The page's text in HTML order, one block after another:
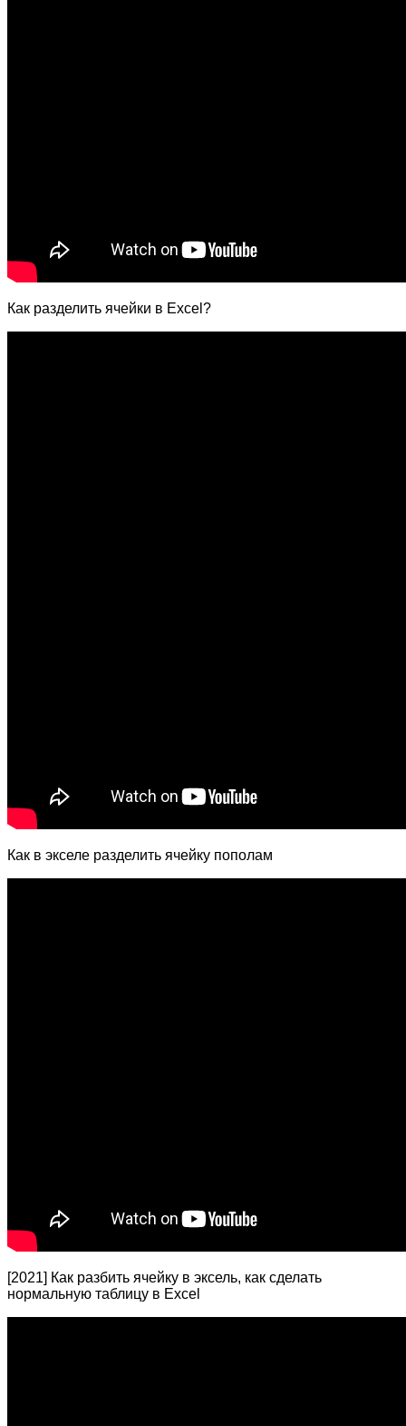
Как разделить ячейки в Excel?
Как в экселе разделить ячейку пополам
[2021] Как разбить ячейку в эксель, как сделать
нормальную таблицу в Excel